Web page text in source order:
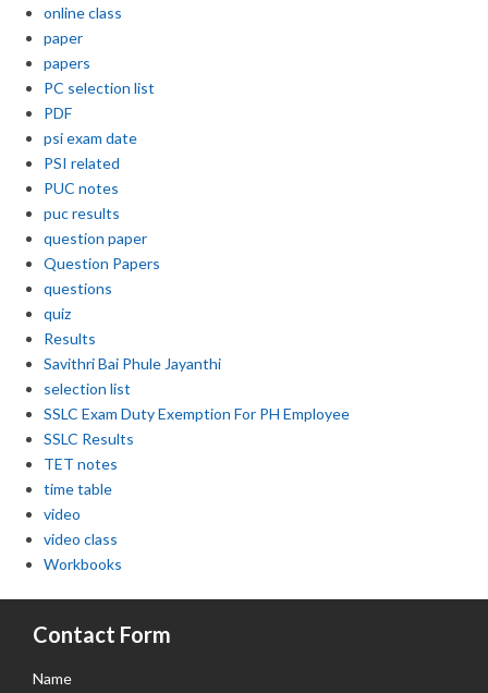
online class
paper
papers
PC selection list
PDF
psi exam date
PSI related
PUC notes
puc results
question paper
Question Papers
questions
quiz
Results
Savithri Bai Phule Jayanthi
selection list
SSLC Exam Duty Exemption For PH Employee
SSLC Results
TET notes
time table
video
video class
Workbooks
Contact Form
Name